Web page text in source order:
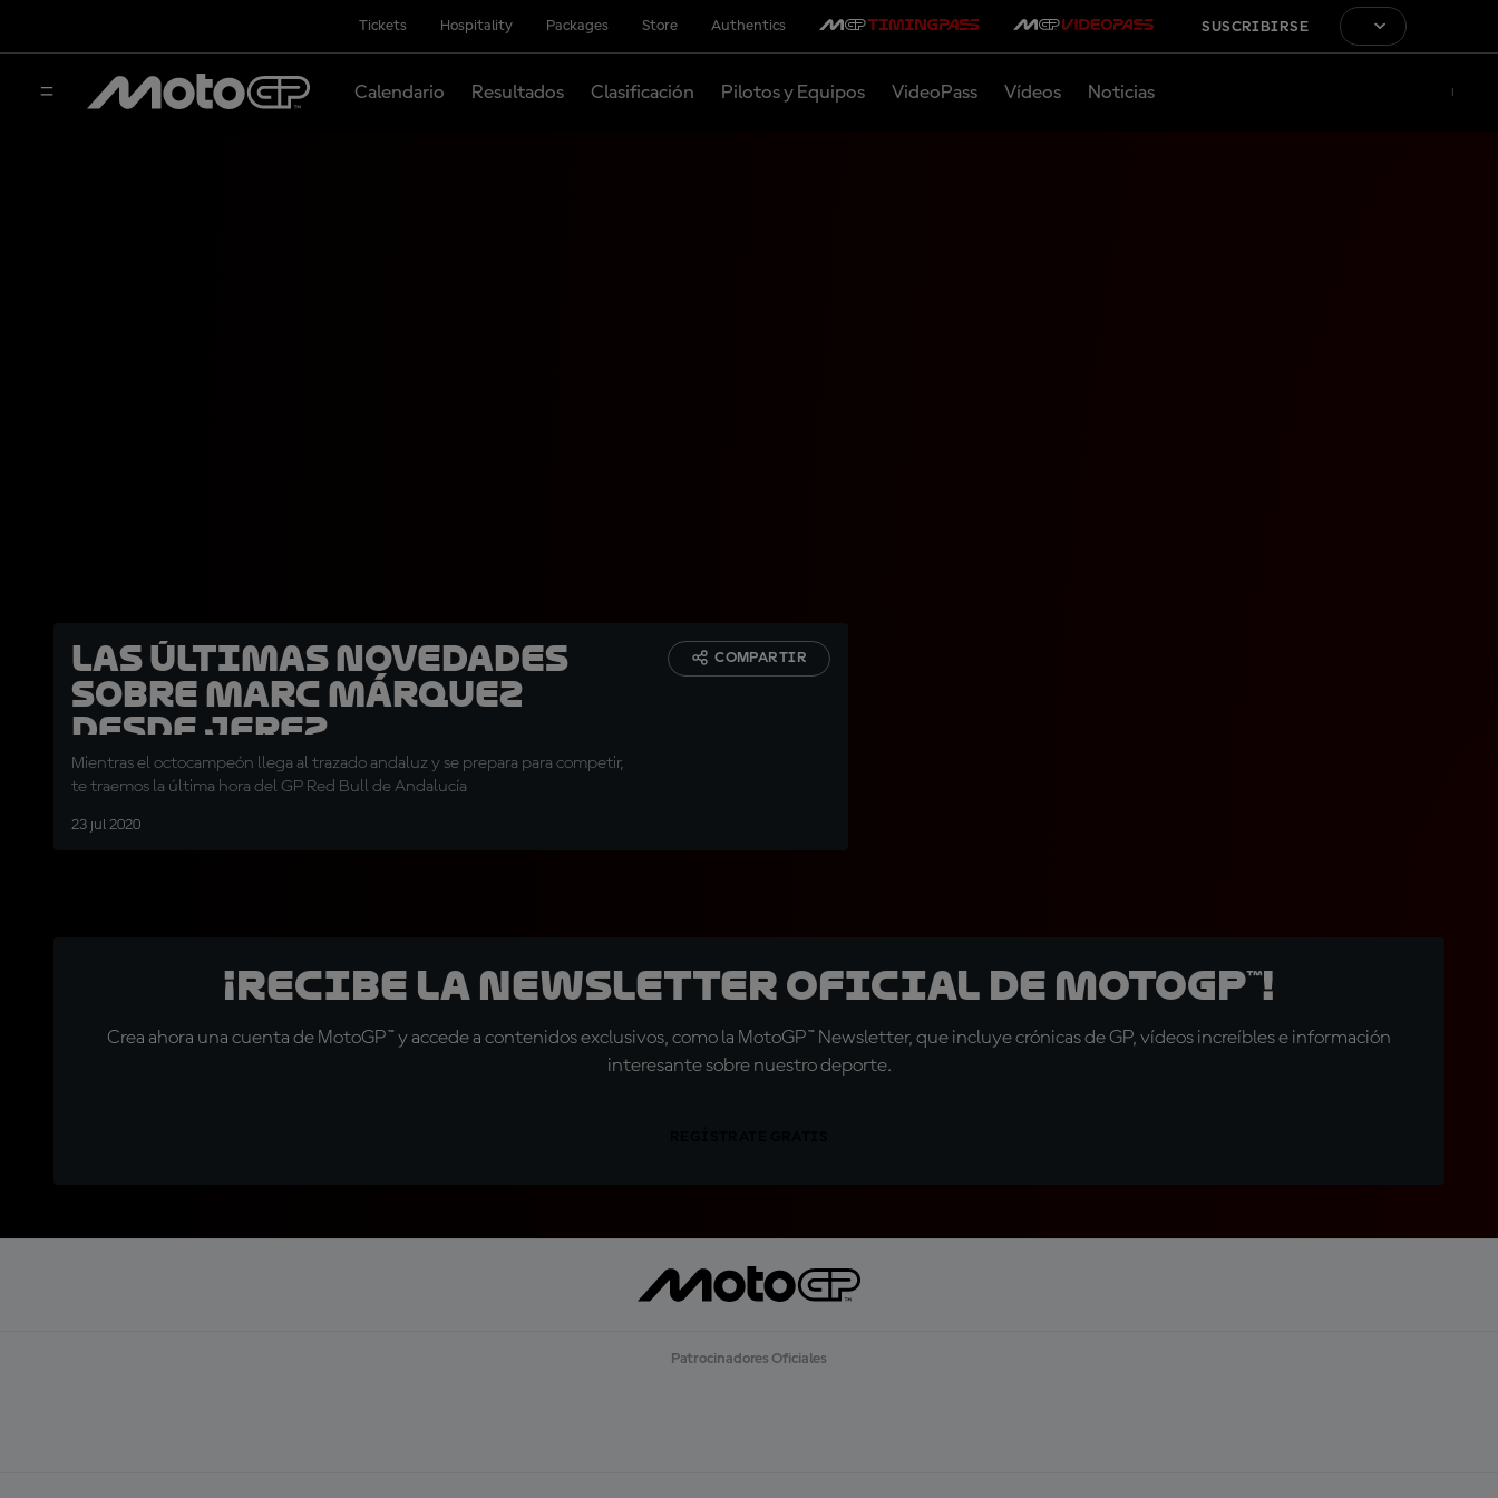
Tickets Hospitality Packages Store Authentics SUSCRIBIRSE
Calendario Resultados Clasificación Pilotos y Equipos VideoPass Vídeos Noticias
Las últimas novedades
sobre Marc Márquez
desde Jerez
Mientras el octocampeón llega al trazado andaluz y se prepara para competir,
te traemos la última hora del GP Red Bull de Andalucía
23 jul 2020
COMPARTIR
¡Recibe la Newsletter oficial de MotoGP™!
Crea ahora una cuenta de MotoGP™ y accede a contenidos exclusivos, como la MotoGP™ Newsletter, que incluye crónicas de GP, vídeos increíbles e información
interesante sobre nuestro deporte.
Patrocinadores Oficiales